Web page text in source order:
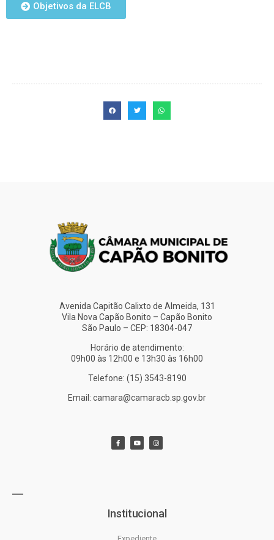
Objetivos da ELCB
Avenida Capitão Calixto de Almeida, 131
Vila Nova Capão Bonito – Capão Bonito
São Paulo – CEP: 18304-047
Horário de atendimento:
09h00 às 12h00 e 13h30 às 16h00
Telefone: (15) 3543-8190
Email: camara@camaracb.sp.gov.br
Institucional